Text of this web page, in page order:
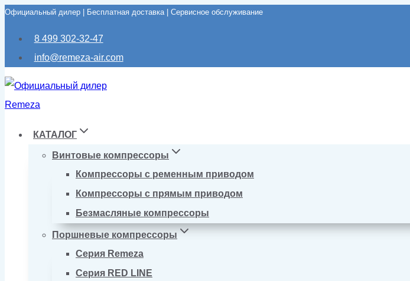
Перейти
Официальный дилер | Бесплатная доставка | Сервисное обслуживание
8 499 302-32-47
info@remeza-air.com
КАТАЛОГ
Винтовые компрессоры
Компрессоры с ременным приводом
Компрессоры с прямым приводом
Безмасляные компрессоры
Поршневые компрессоры
Серия Remeza
Серия RED LINE